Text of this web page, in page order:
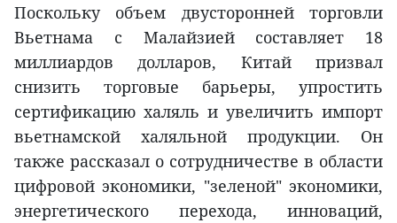
Поскольку объем двусторонней торговли
Вьетнама с Малайзией составляет 18
миллиардов долларов, Китай призвал
снизить торговые барьеры, упростить
сертификацию халяль и увеличить импорт
вьетнамской халяльной продукции. Он
также рассказал о сотрудничестве в области
цифровой экономики, "зеленой" экономики,
энергетического перехода, инноваций,